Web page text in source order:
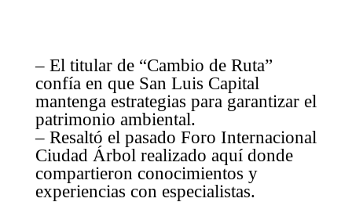
– El titular de “Cambio de Ruta”
confía en que San Luis Capital
mantenga estrategias para garantizar el
patrimonio ambiental.
– Resaltó el pasado Foro Internacional
Ciudad Árbol realizado aquí donde
compartieron conocimientos y
experiencias con especialistas.